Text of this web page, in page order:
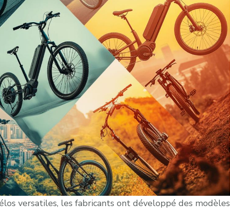
versatiles, les fabricants ont développé des modèles